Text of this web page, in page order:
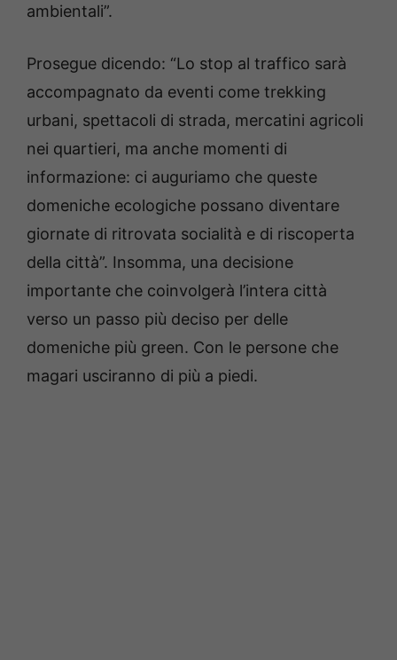
ambientali”.
Prosegue dicendo: “Lo stop al traffico sarà
accompagnato da eventi come trekking
urbani, spettacoli di strada, mercatini agricoli
nei quartieri, ma anche momenti di
informazione: ci auguriamo che queste
domeniche ecologiche possano diventare
giornate di ritrovata socialità e di riscoperta
della città”. Insomma, una decisione
importante che coinvolgerà l’intera città
verso un passo più deciso per delle
domeniche più green. Con le persone che
magari usciranno di più a piedi.